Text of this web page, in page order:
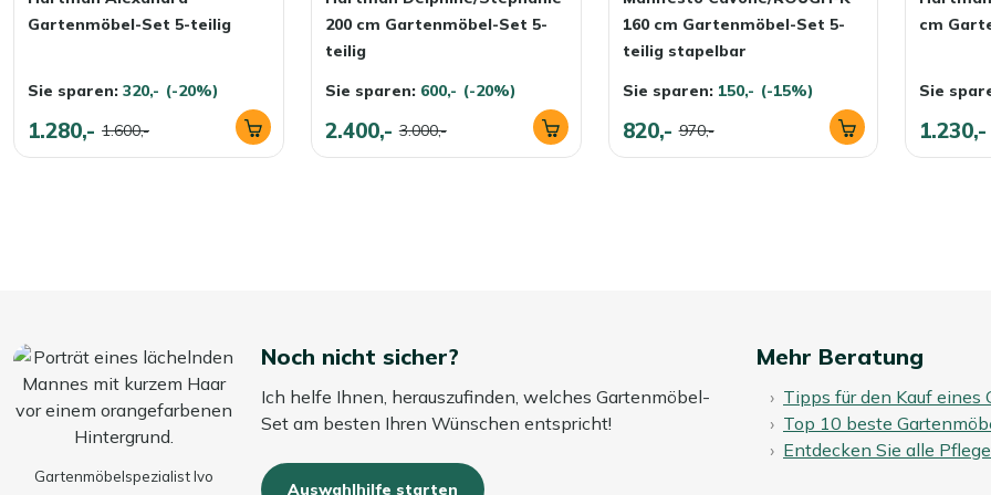
Gartenmöbel-Set 5-teilig
Sie sparen: 320,- (-20%)
1.280,- 1.600,-
200 cm Gartenmöbel-Set 5-
teilig
Sie sparen: 600,- (-20%)
2.400,- 3.000,-
160 cm Gartenmöbel-Set 5-
teilig stapelbar
Sie sparen: 150,- (-15%)
820,- 970,-
cm
Sie
1.230,-
Gartenmöbelspezialist Ivo
Noch nicht sicher?
Ich helfe Ihnen, herauszufinden, welches Gartenmöbel-
Set am besten Ihren Wünschen entspricht!
Auswahlhilfe starten
Mehr Beratung
Tipps für den Kauf eines
Top 10 beste
Entdecken Sie alle